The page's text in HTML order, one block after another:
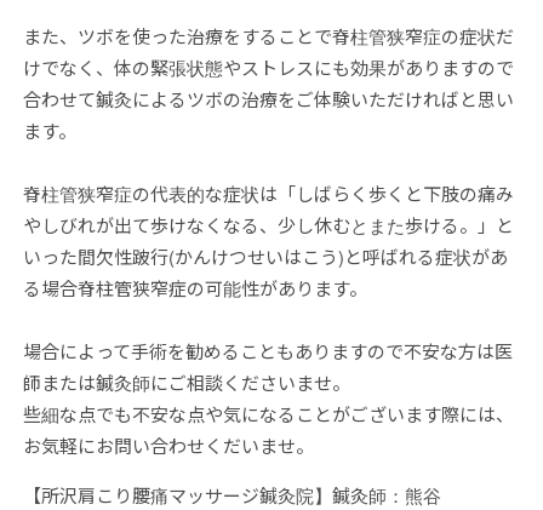
また、ツボを使った治療をすることで脊柱管狭窄症の症状だ
けでなく、体の緊張状態やストレスにも効果がありますので
合わせて鍼灸によるツボの治療をご体験いただければと思い
ます。
脊柱管狭窄症の代表的な症状は「しばらく歩くと下肢の痛み
やしびれが出て歩けなくなる、少し休むとまた歩ける。」と
いった間欠性跛行(かんけつせいはこう)と呼ばれる症状があ
る場合脊柱管狭窄症の可能性があります。
場合によって手術を勧めることもありますので不安な方は医
師または鍼灸師にご相談くださいませ。
些細な点でも不安な点や気になることがございます際には、
お気軽にお問い合わせくだいませ。
【所沢肩こり腰痛マッサージ鍼灸院】鍼灸師：熊谷